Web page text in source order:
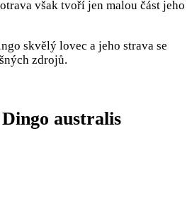
však tvoří jen malou část jeho
skvělý lovec a jeho strava se
zdrojů.
australis